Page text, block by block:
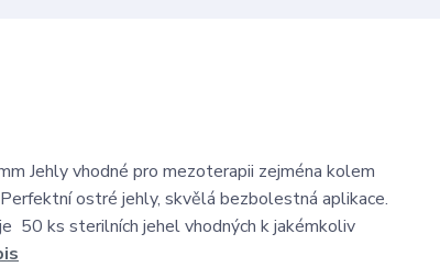
Jehly vhodné pro mezoterapii zejména kolem
ostré jehly, skvělá bezbolestná aplikace.
50 ks sterilních jehel vhodných k jakémkoliv